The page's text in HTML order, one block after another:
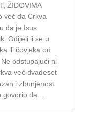
ŽIDOVIMA
već da Crkva
da je Isus
Odijeli li se u
ili čovjeka od
odstupajući ni
već dvadeset
i zbunjenost
govorio da…